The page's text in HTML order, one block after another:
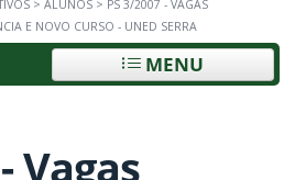
> ALUNOS > PS 3/2007 - VAGAS
E NOVO CURSO - UNED SERRA
MENU
Vagas